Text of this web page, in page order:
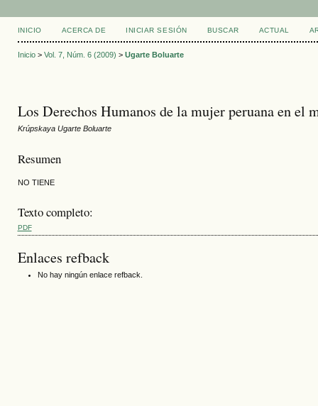
INICIO ACERCA DE INICIAR SESIÓN BUSCAR ACTUAL
Inicio> Vol. 7, Núm. 6 (2009) > Ugarte Boluarte
Los Derechos Humanos de la mujer peruana en
Krúpskaya Ugarte Boluarte
Resumen
NO TIENE
Texto completo:
PDF
Enlaces refback
No hay ningún enlace refback.